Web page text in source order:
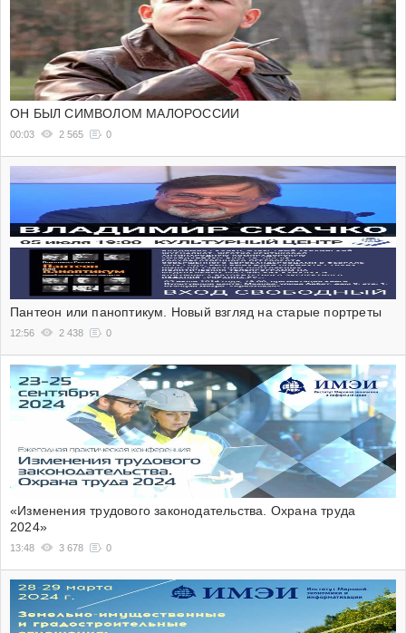
ОН БЫЛ СИМВОЛОМ МАЛОРОССИИ
00:03 2 565 0
Пантеон или паноптикум. Новый взгляд на старые портреты
12:56 2 438 0
«Изменения трудового законодательства. Охрана труда
2024»
13:48 3 678 0